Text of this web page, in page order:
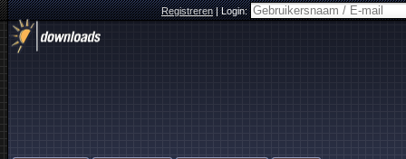
Registreren|Login: